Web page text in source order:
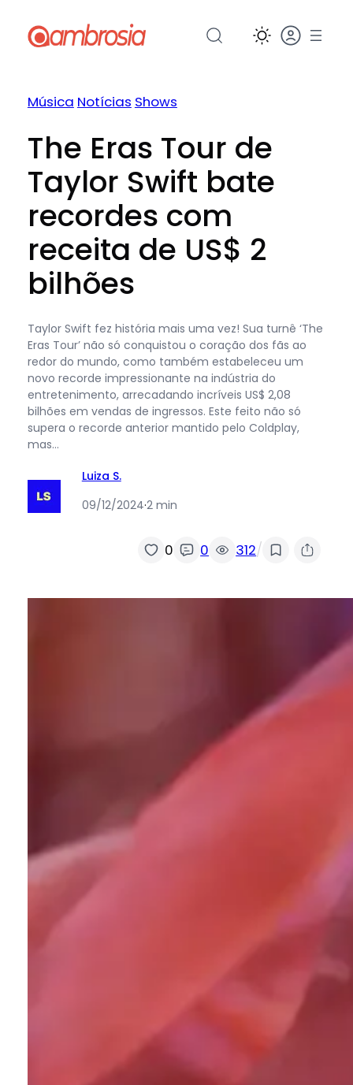
para
Música Notícias Shows
The Eras Tour de
Taylor Swift bate
recordes com
receita de US$ 2
bilhões
Taylor Swift fez história mais uma vez! Sua turnê ‘The
Eras Tour’ não só conquistou o coração dos fãs ao
redor do mundo, como também estabeleceu um
novo recorde impressionante na indústria do
entretenimento, arrecadando incríveis US$ 2,08
bilhões em vendas de ingressos. Este feito não só
supera o recorde anterior mantido pelo Coldplay,
mas…
Luiza S.
09/12/2024·2 min
0 0 312/